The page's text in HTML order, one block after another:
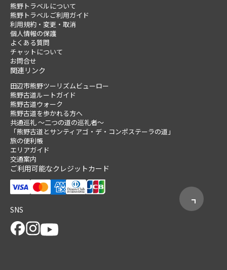
熊野トラベルについて
熊野トラベルご利用ガイド
利用規約・変更・取消
個人情報の保護
よくある質問
チャットについて
お問合せ
関連リンク
田辺市熊野ツーリズムビューロー
熊野古道ルートガイド
熊野古道ウォーク
熊野古道を歩かれる方へ
共通巡礼 ～二つの道の巡礼者～
「熊野古道とサンティアゴ・デ・コンポステーラの道」
旅の便利帳
エリアガイド
交通案内
ご利用可能なクレジットカード
SNS